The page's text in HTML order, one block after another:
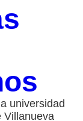
universidad
Villanueva